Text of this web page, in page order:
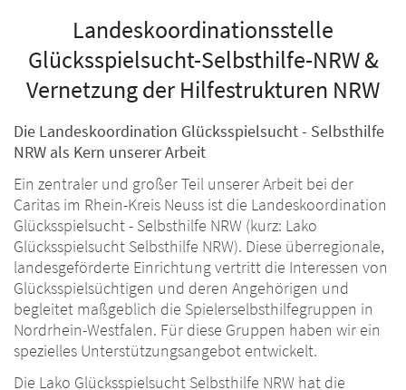
Landeskoordinationsstelle
Glücksspielsucht-Selbsthilfe-NRW &
Vernetzung der Hilfestrukturen NRW
Die Landeskoordination Glücksspielsucht - Selbsthilfe
NRW als Kern unserer Arbeit
Ein zentraler und großer Teil unserer Arbeit bei der
Caritas im Rhein-Kreis Neuss ist die Landeskoordination
Glücksspielsucht - Selbsthilfe NRW (kurz: Lako
Glücksspielsucht Selbsthilfe NRW). Diese überregionale,
landesgeförderte Einrichtung vertritt die Interessen von
Glücksspielsüchtigen und deren Angehörigen und
begleitet maßgeblich die Spielerselbsthilfegruppen in
Nordrhein-Westfalen. Für diese Gruppen haben wir ein
spezielles Unterstützungsangebot entwickelt.
Die Lako Glücksspielsucht Selbsthilfe NRW hat die